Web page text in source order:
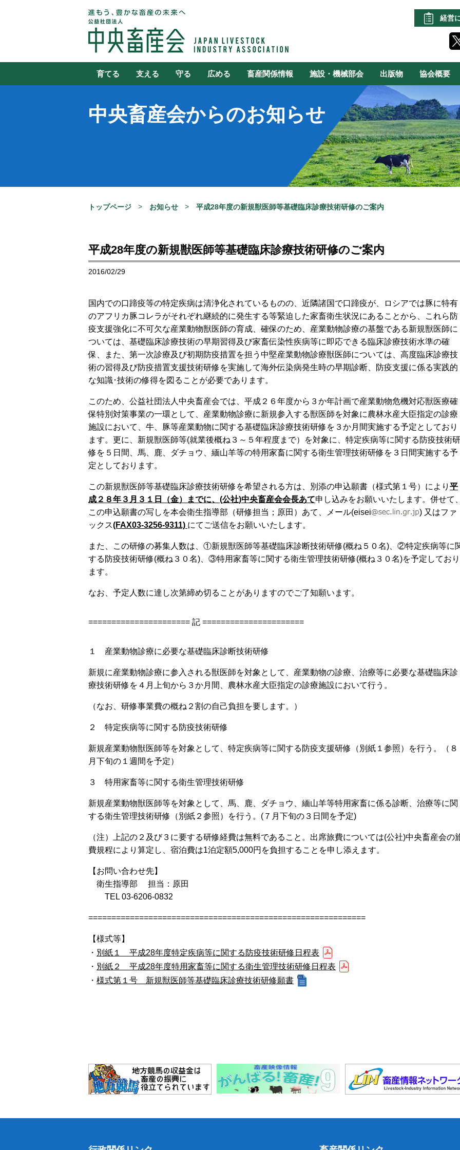
経営
育てる 支える 守る 広める 畜産関係情報 施設・機械部会 出版物 協会概要
中央畜産会からのお知らせ
トップページ お知らせ 平成28年度の新規獣医師等基礎臨床診療技術研修のご案内
平成28年度の新規獣医師等基礎臨床診療技術研修のご案内
2016/02/29
国内での口蹄疫等の特定疾病は清浄化されているものの、近隣諸国で口蹄疫が、ロシアでは豚に特有
のアフリカ豚コレラがそれぞれ継続的に発生する等緊迫した家畜衛生状況にあることから、これら防
疫支援強化に不可欠な産業動物獣医師の育成、確保のため、産業動物診療の基盤である新規獣医師に
ついては、基礎臨床診療技術の早期習得及び家畜伝染性疾病等に即応できる臨床診療技術水準の確
保、また、第一次診療及び初期防疫措置を担う中堅産業動物診療獣医師については、高度臨床診療技
術の習得及び防疫措置支援技術研修を実施して海外伝染病発生時の早期診断、防疫支援に係る実践的
な知識･技術の修得を図ることが必要であります。
このため、公益社団法人中央畜産会では、平成２６年度から３か年計画で産業動物危機対応獣医療確
保特別対策事業の一環として、産業動物診療に新規参入する獣医師を対象に農林水産大臣指定の診療
施設において、牛、豚等産業動物に関する基礎臨床診療技術研修を３か月間実施する予定としており
ます。更に、新規獣医師等(就業後概ね３～５年程度まで）を対象に、特定疾病等に関する防疫技術研
修を５日間、馬、鹿、ダチョウ、緬山羊等の特用家畜に関する衛生管理技術研修を３日間実施する予
定としております。
この新規獣医師等基礎臨床診療技術研修を希望される方は、別添の申込願書（様式第１号）により 平
成２８年３月３１日（金）までに、 (公社)中央畜産会会長あて申し込みをお願いいたします。併せて
この申込願書の写しを本会衛生指導部（研修担当；原田）あて、メール(eisei
) 又はファ
ックス(FAX03-3256-9311) にてご送信をお願いいたします。
また、この研修の募集人数は、①新規獣医師等基礎臨床診断技術研修(概ね５０名)、②特定疾病等に
する防疫技術研修(概ね３０名)、③特用家畜等に関する衛生管理技術研修(概ね３０名)を予定しており
ます。
なお、予定人数に達し次第締め切ることがありますのでご了知願います。
====================== 記 ======================
１ 産業動物診療に必要な基礎臨床診断技術研修
新規に産業動物診療に参入される獣医師を対象として、産業動物の診療、治療等に必要な基礎臨床診
療技術研修を４月上旬から３か月間、農林水産大臣指定の診療施設において行う。
（なお、研修事業費の概ね２割の自己負担を要します。）
２ 特定疾病等に関する防疫技術研修
新規産業動物獣医師等を対象として、特定疾病等に関する防疫支援研修（別紙１参照）を行う。（８
月下旬の１週間を予定）
３ 特用家畜等に関する衛生管理技術研修
新規産業動物獣医師等を対象として、馬、鹿、ダチョウ、緬山羊等特用家畜に係る診断、治療等に関
する衛生管理技術研修（別紙２参照）を行う。(７月下旬の３日間を予定)
（注）上記の２及び３に要する研修経費は無料であること。出席旅費については(公社)中央畜産会の
費規程により算定し、宿泊費は1泊定額5,000円を負担することを申し添えます。
【お問い合わせ先】
衛生指導部 担当：原田
TEL 03-6206-0832
============================================================
【様式等】
・ 別紙１ 平成28年度特定疾病等に関する防疫技術研修日程表
・ 別紙２ 平成28年度特用家畜等に関する衛生管理技術研修日程表
・ 様式第１号 新規獣医師等基礎臨床診療技術研修願書